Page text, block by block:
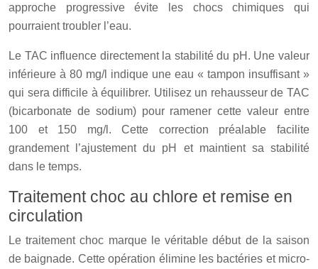
approche progressive évite les chocs chimiques qui
pourraient troubler l’eau.
Le TAC influence directement la stabilité du pH. Une valeur
inférieure à 80 mg/l indique une eau « tampon insuffisant »
qui sera difficile à équilibrer. Utilisez un rehausseur de TAC
(bicarbonate de sodium) pour ramener cette valeur entre
100 et 150 mg/l. Cette correction préalable facilite
grandement l’ajustement du pH et maintient sa stabilité
dans le temps.
Traitement choc au chlore et remise en
circulation
Le traitement choc marque le véritable début de la saison
de baignade. Cette opération élimine les bactéries et micro-